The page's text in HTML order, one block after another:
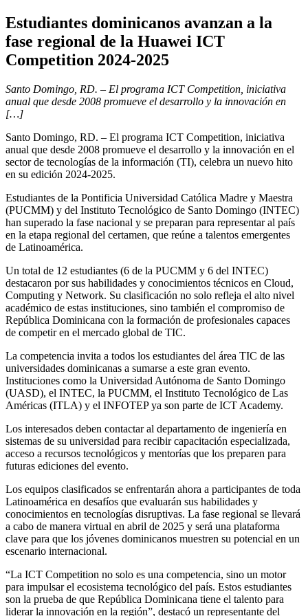
Estudiantes dominicanos avanzan a la
fase regional de la Huawei ICT
Competition 2024-2025
Santo Domingo, RD. – El programa ICT Competition, iniciativa
anual que desde 2008 promueve el desarrollo y la innovación en
[…]
Santo Domingo, RD. – El programa ICT Competition, iniciativa
anual que desde 2008 promueve el desarrollo y la innovación en el
sector de tecnologías de la información (TI), celebra un nuevo hito
en su edición 2024-2025.
Estudiantes de la Pontificia Universidad Católica Madre y Maestra
(PUCMM) y del Instituto Tecnológico de Santo Domingo (INTEC)
han superado la fase nacional y se preparan para representar al país
en la etapa regional del certamen, que reúne a talentos emergentes
de Latinoamérica.
Un total de 12 estudiantes (6 de la PUCMM y 6 del INTEC)
destacaron por sus habilidades y conocimientos técnicos en Cloud,
Computing y Network. Su clasificación no solo refleja el alto nivel
académico de estas instituciones, sino también el compromiso de
República Dominicana con la formación de profesionales capaces
de competir en el mercado global de TIC.
La competencia invita a todos los estudiantes del área TIC de las
universidades dominicanas a sumarse a este gran evento.
Instituciones como la Universidad Autónoma de Santo Domingo
(UASD), el INTEC, la PUCMM, el Instituto Tecnológico de Las
Américas (ITLA) y el INFOTEP ya son parte de ICT Academy.
Los interesados deben contactar al departamento de ingeniería en
sistemas de su universidad para recibir capacitación especializada,
acceso a recursos tecnológicos y mentorías que los preparen para
futuras ediciones del evento.
Los equipos clasificados se enfrentarán ahora a participantes de toda
Latinoamérica en desafíos que evaluarán sus habilidades y
conocimientos en tecnologías disruptivas. La fase regional se llevará
a cabo de manera virtual en abril de 2025 y será una plataforma
clave para que los jóvenes dominicanos muestren su potencial en un
escenario internacional.
“La ICT Competition no solo es una competencia, sino un motor
para impulsar el ecosistema tecnológico del país. Estos estudiantes
son la prueba de que República Dominicana tiene el talento para
liderar la innovación en la región”, destacó un representante del